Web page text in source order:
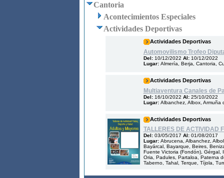
Cantoria
Acontecimientos Especiales
Actividades Deportivas
Actividades Deportivas
Automovilismo Trofeo
Del: 10/12/2022 Al: 10/12/2022
Lugar: Almería, Berja, Cantoria,
Actividades Deportivas
Multiaventura Canales de
Del: 16/10/2022 Al: 25/10/2022
Lugar: Albanchez, Albox, Armuña
Actividades Deportivas
TALLERES DE ACTIVIDAD
Del: 03/05/2017 Al: 01/08/2017
Lugar: Abrucena, Albanchez,
Bayárcal, Bayarque, Beires,
Fuente Victoria (Fondón), Gérgal,
Oria, Padules, Partaloa, Paterna
Taberno, Tahal, Terque, Tíjola,